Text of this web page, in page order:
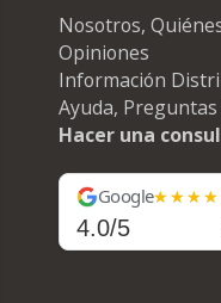
Nosotros,
Opiniones
Información
Ayuda,
Hacer una
Google
4.0/5